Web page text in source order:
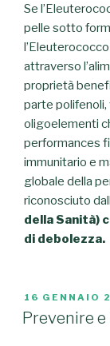
Se
pelle sotto
attraverso
proprietà
parte polifenoli,
oligoelementi
performances
immunitario e
globale della
riconosciuto
della Sanità)
di debolezza.
PUBBLICATO
IL
16 GENNAIO
Prevenire